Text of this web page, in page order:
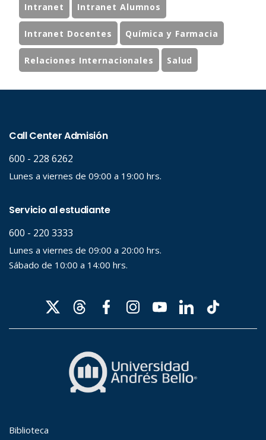
Intranet Intranet Alumnos
Intranet Docentes Química y Farmacia
Relaciones Internacionales Salud